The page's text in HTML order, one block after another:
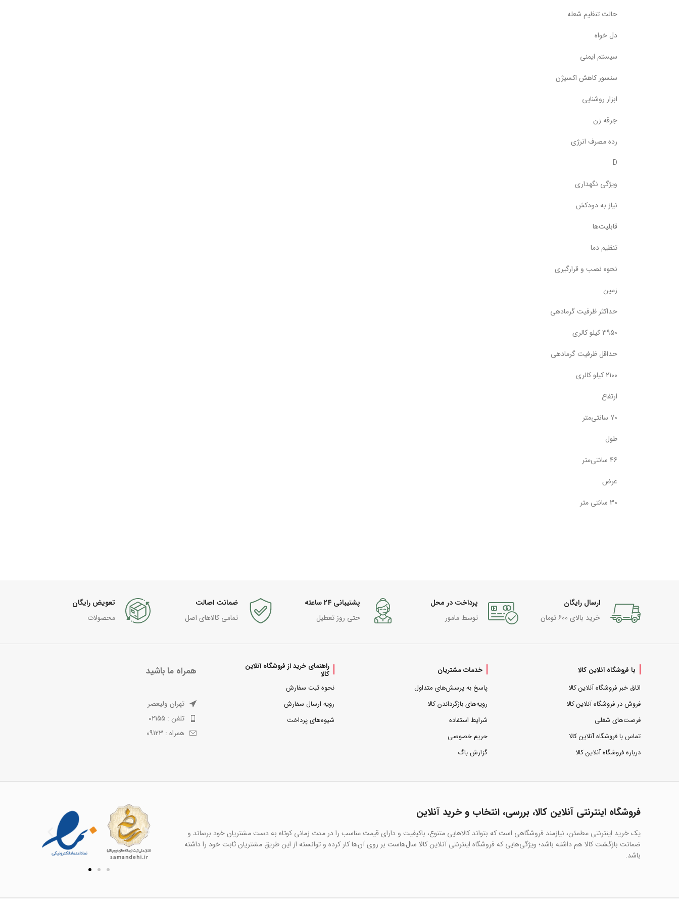
حالت تنظیم شعله
دل خواه
سیستم ایمنی
سنسور کاهش اکسیژن
ابزار روشنایی
جرقه زن
رده مصرف انرژی
D
ویژگی نگهداری
نیاز به دودکش
قابلیت‌ها
تنظیم دما
نحوه نصب و قرارگیری
زمین
حداکثر ظرفیت گرمادهی
3950 کیلو کالری
حداقل ظرفیت گرمادهی
2100 کیلو کالری
ارتفاع
70 سانتی‌متر
طول
46 سانتی‌متر
عرض
30 سانتی متر
ارسال رایگان
خرید بالای 600 تومان
پرداخت در محل
توسط مامور
پشتیبانی 24 ساعته
حتی روز تعطیل
ضمانت اصالت
تمامی کالاهای اصل
تعویض رایگان
محصولات
با فروشگاه آنلاین کالا
اتاق خبر فروشگاه آنلاین کالا
فروش در فروشگاه آنلاین کالا
فرصت‌های شغلی
تماس با فروشگاه آنلاین کالا
درباره فروشگاه آنلاین کالا
خدمات مشتریان
پاسخ به پرسش‌های متداول
رویه‌های بازگرداندن کالا
شرایط استفاده
حریم خصوصی
گزارش باگ
راهنمای خرید از فروشگاه آنلاین
کالا
نحوه ثبت سفارش
رویه ارسال سفارش
شیوه‌های پرداخت
همراه ما باشید
تهران ولیعصر
تلفن : 02155
همراه : 09123
فروشگاه اینترنتی آنلاین کالا، بررسی، انتخاب و خرید آنلاین
یک خرید اینترنتی مطمئن، نیازمند فروشگاهی است که بتواند کالاهایی متنوع، باکیفیت و دارای قیمت مناسب را در مدت زمانی کوتاه به دست مشتریان خود برساند و
ضمانت بازگشت کالا هم داشته باشد؛ ویژگی‌هایی که فروشگاه اینترنتی آنلاین کالا سال‌هاست بر روی آن‌ها کار کرده و توانسته از این طریق مشتریان ثابت خود را داشته
باشد.